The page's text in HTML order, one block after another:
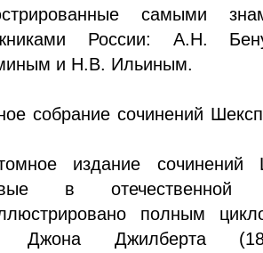
самыми
России: А.Н.
и Н.В. Ильиным.
собрание сочинений
издание сочинений
в отечественной
полным
Джона Джилберта